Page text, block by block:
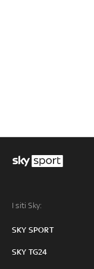
I siti Sky:
SKY SPORT
SKY TG24